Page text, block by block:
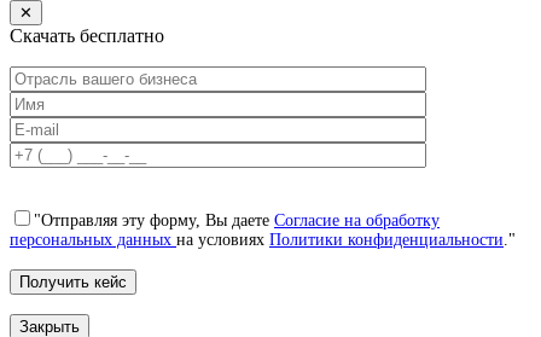
✕
Скачать бесплатно
"Отправляя эту форму, Вы даете Согласие на обработку
персональных данных на условиях Политики конфиденциальности ."
Закрыть